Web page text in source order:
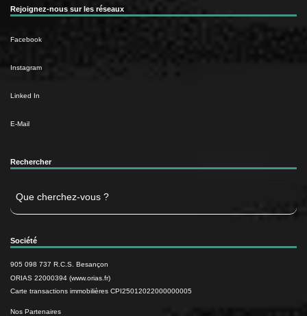
Rejoignez-nous sur les réseaux
Facebook
Instagram
Linked In
E-Mail
Rechercher
Société
905 098 737 R.C.S. Besançon
ORIAS 22000394 (www.orias.fr)
Carte transactions immobilières CPI25012022000000005
Nos Partenaires